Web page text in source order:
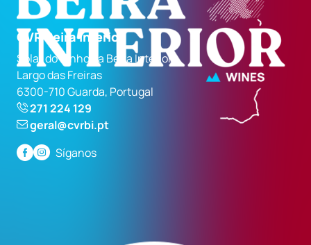
CVR Beira Interior
Solar do Vinho da Beira Interior
Largo das Freiras
6300-710 Guarda, Portugal
271 224 129
geral@cvrbi.pt
Síganos